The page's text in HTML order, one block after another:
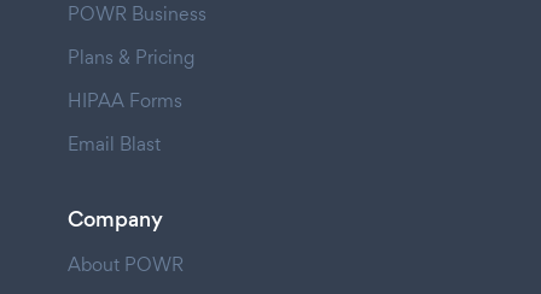
POWR Business
Plans & Pricing
HIPAA Forms
Email Blast
Company
About POWR